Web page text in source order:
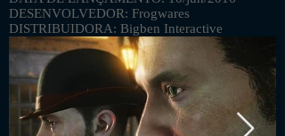
DESENVOLVEDOR: Frogwares
DISTRIBUIDORA: Bigben Interactive